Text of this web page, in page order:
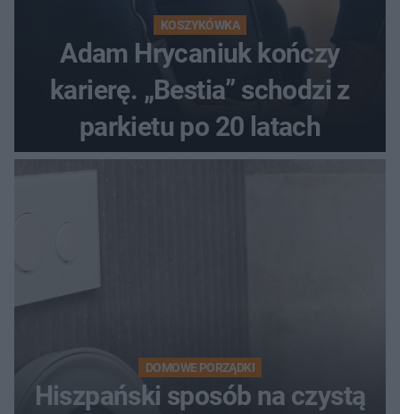
KOSZYKÓWKA
Adam Hrycaniuk kończy
karierę. „Bestia” schodzi z
parkietu po 20 latach
DOMOWE PORZĄDKI
Hiszpański sposób na czystą